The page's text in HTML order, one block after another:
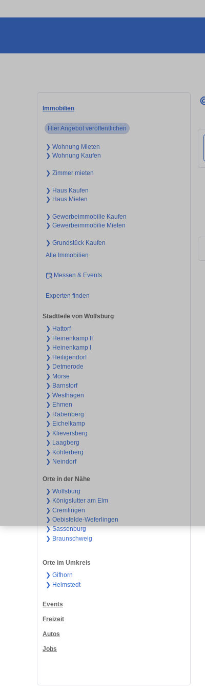
Immobilien
Hier Angebot veröffentlichen
❯ Wohnung Mieten
❯ Wohnung Kaufen
❯ Zimmer mieten
❯ Haus Kaufen
❯ Haus Mieten
❯ Gewerbeimmobilie Kaufen
❯ Gewerbeimmobilie Mieten
❯ Grundstück Kaufen
Alle Immobilien
Messen & Events
Experten finden
Stadtteile von Wolfsburg
❯ Hattorf
❯ Heinenkamp II
❯ Heinenkamp I
❯ Heiligendorf
❯ Detmerode
❯ Mörse
❯ Barnstorf
❯ Westhagen
❯ Ehmen
❯ Rabenberg
❯ Eichelkamp
❯ Klieversberg
❯ Laagberg
❯ Köhlerberg
❯ Neindorf
Orte in der Nähe
❯ Wolfsburg
❯ Königslutter am Elm
❯ Cremlingen
❯ Oebisfelde-Weferlingen
❯ Sassenburg
❯ Braunschweig
Orte im Umkreis
❯ Gifhorn
❯ Helmstedt
Events
Freizeit
Autos
Jobs